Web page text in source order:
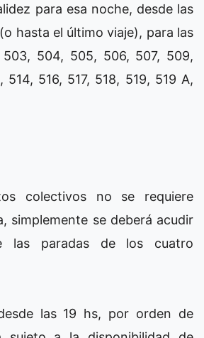
para esa noche, desde las
hasta el último viaje), para las
504, 505, 506, 507, 509,
514, 516, 517, 518, 519, 519 A,
colectivos no se requiere
simplemente se deberá acudir
las paradas de los cuatro
las 19 hs, por orden de